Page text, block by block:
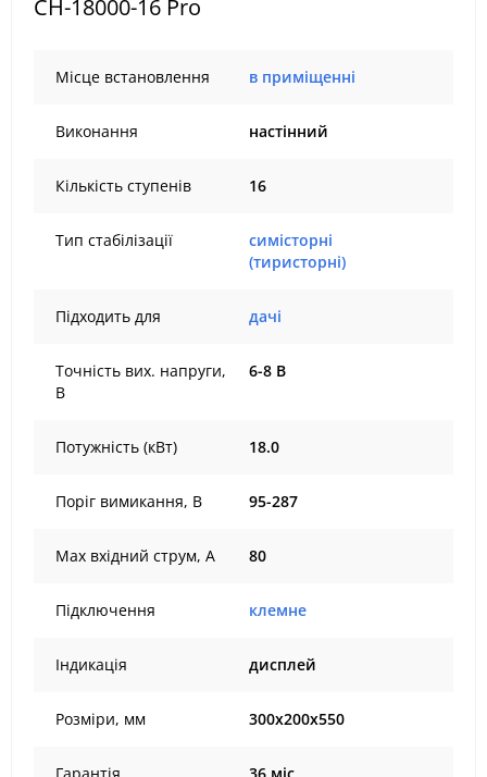
СН-18000-16 Pro
Місце встановлення в приміщенні
Виконання настінний
Кількість ступенів 16
Тип стабілізації
симісторні
(тиристорні)
Підходить для дачі
Точність вих. напруги,
В
6-8 В
Потужність (кВт) 18.0
Поріг вимикання, В 95-287
Max вхідний струм, А 80
Підключення клемне
Індикація дисплей
Розміри, мм 300х200х550